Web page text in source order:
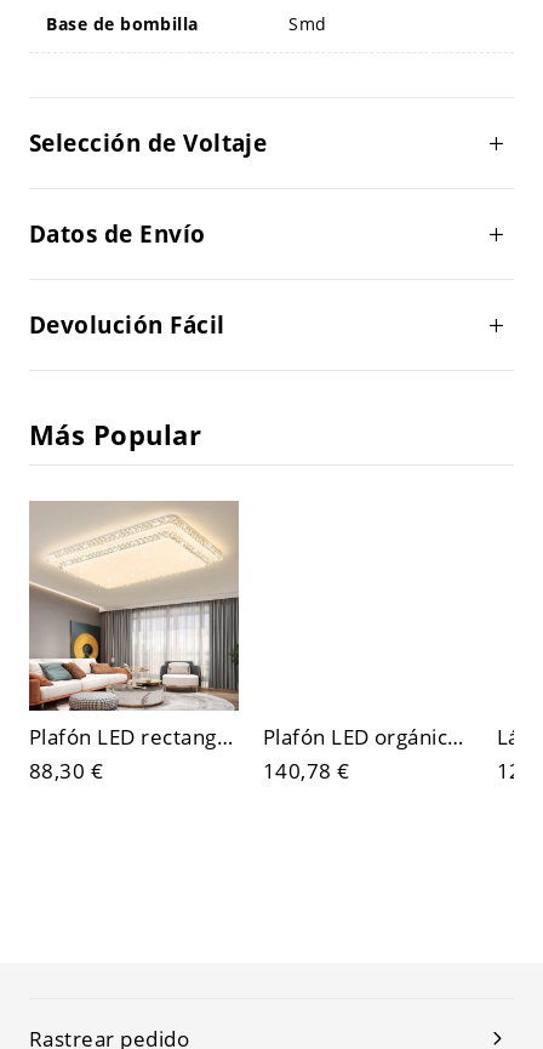
Base de bombilla Smd
Selección de Voltaje
Datos de Envío
Devolución Fácil
Más Popular
Plafón LED rectangular de lujo, pantalla acrílica estrellada con borde estilo cristal
88,30 €
Plafón LED orgánico minimalista, luminaria asimétrica blanca para dormitorio y pasillo
140,78 €
Rastrear pedido